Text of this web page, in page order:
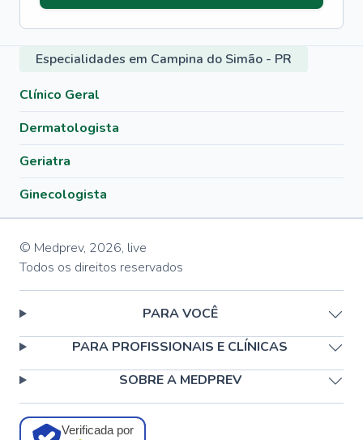
Especialidades em Campina do Simão - PR
Clínico Geral
Dermatologista
Geriatra
Ginecologista
© Medprev, 2026, live
Todos os direitos reservados
PARA VOCÊ
PARA PROFISSIONAIS E CLÍNICAS
SOBRE A MEDPREV
Verificada por